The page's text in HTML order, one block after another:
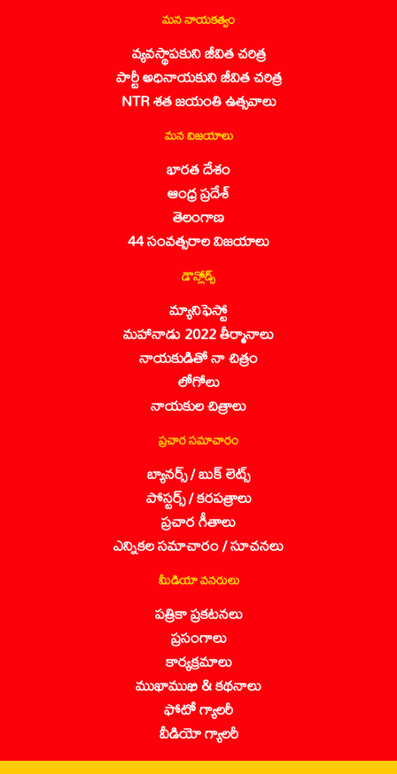
మన నాయకత్వం
వ్యవస్థాపకుని జీవిత చరిత్ర
పార్టీ అధినాయకుని జీవిత చరిత్ర
NTR శత జయంతి ఉత్సవాలు
మన విజయాలు
భారత దేశం
ఆంధ్ర ప్రదేశ్
తెలంగాణ
44 సంవత్సరాల విజయాలు
డౌన్లోడ్స్
మ్యానిఫెస్టో
మహానాడు 2022 తీర్మానాలు
నాయకుడితో నా చిత్రం
లోగోలు
నాయకుల చిత్రాలు
ప్రచార సమాచారం
బ్యానర్స్ / బుక్ లెట్స్
పోస్టర్స్ / కరపత్రాలు
ప్రచార గీతాలు
ఎన్నికల సమాచారం / సూచనలు
మీడియా వనరులు
పత్రికా ప్రకటనలు
ప్రసంగాలు
కార్యక్రమాలు
ముఖాముఖి & కథనాలు
ఫోటో గ్యాలరీ
వీడియో గ్యాలరీ